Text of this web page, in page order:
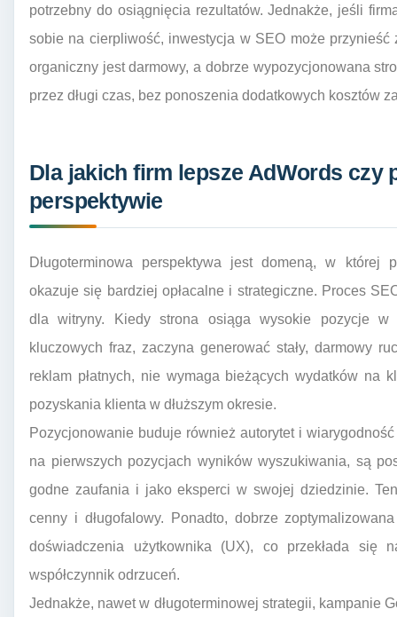
potrzebny do osiągnięcia rezultatów. Jednakże, jeśli
sobie na cierpliwość, inwestycja w SEO może przynieść
organiczny jest darmowy, a dobrze wypozycjonowana
przez długi czas, bez ponoszenia dodatkowych kosztów
Dla jakich firm lepsze AdWords czy
perspektywie
Długoterminowa perspektywa jest domeną, w której
okazuje się bardziej opłacalne i strategiczne. Proces
dla witryny. Kiedy strona osiąga wysokie pozycje w
kluczowych fraz, zaczyna generować stały, darmowy
reklam płatnych, nie wymaga bieżących wydatków na
pozyskania klienta w dłuższym okresie.
Pozycjonowanie buduje również autorytet i
na pierwszych pozycjach wyników wyszukiwania, są
godne zaufania i jako eksperci w swojej dziedzinie.
cenny i długofalowy. Ponadto, dobrze
doświadczenia użytkownika (UX), co przekłada się
współczynnik odrzuceń.
Jednakże, nawet w długoterminowej strategii, kampanie